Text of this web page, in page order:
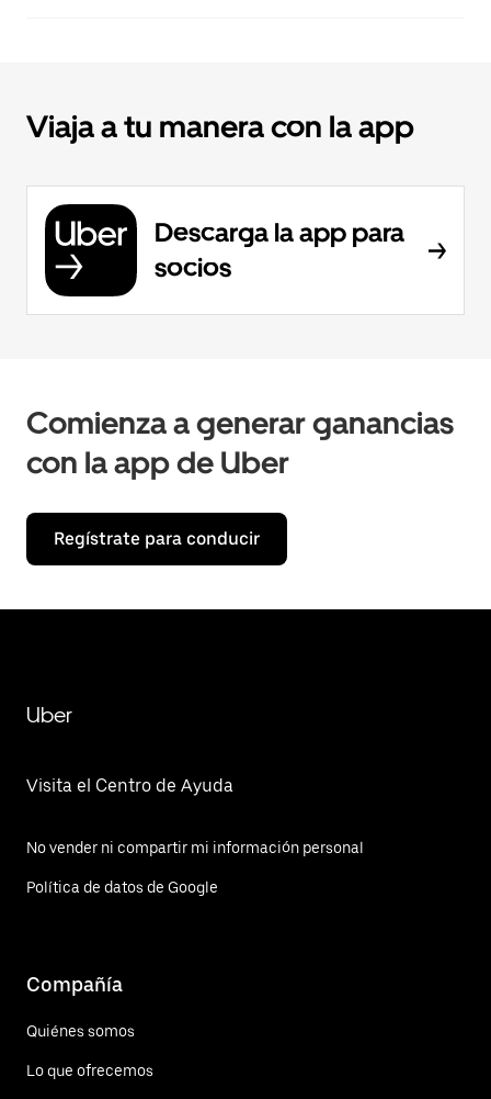
Viaja a tu manera con la app
Descarga la app para
socios
Comienza a generar ganancias
con la app de Uber
Regístrate para conducir
Uber
Visita el Centro de Ayuda
No vender ni compartir mi información personal
Política de datos de Google
Compañía
Quiénes somos
Lo que ofrecemos